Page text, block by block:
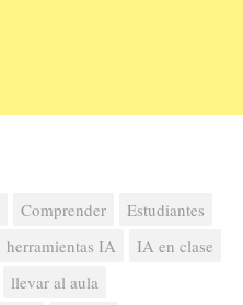
Comprender
Estudiantes
herramientas IA
IA en clase
llevar al aula